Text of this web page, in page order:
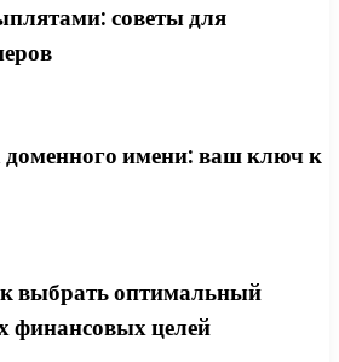
советы для
доменного имени: ваш ключ к
выбрать оптимальный
финансовых целей